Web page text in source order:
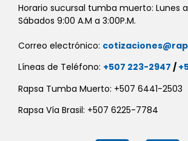
Horario sucursal tumba muerto: Lunes
Sábados 9:00 A.M a 3:00P.M.
Correo electrónico:
Líneas de Teléfono: +507 223-2947 /
Rapsa Tumba Muerto: +507 6441-2503
Rapsa Vía Brasil: +507 6225-7784